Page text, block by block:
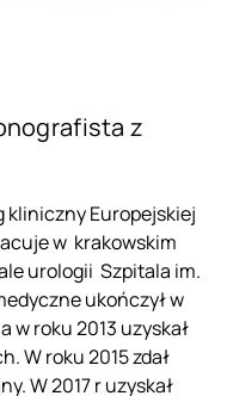
z
kliniczny Europejskiej
w krakowskim
urologii Szpitala im.
ukończył w
w roku 2013 uzyskał
W roku 2015 zdał
W 2017 r uzyskał